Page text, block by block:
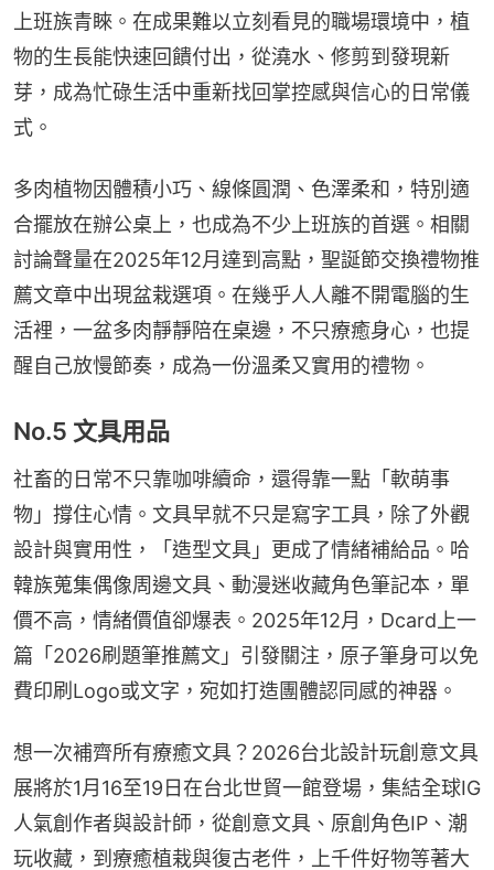
上班族青睞。在成果難以立刻看見的職場環境中，植
物的生長能快速回饋付出，從澆水、修剪到發現新
芽，成為忙碌生活中重新找回掌控感與信心的日常儀
式。
多肉植物因體積小巧、線條圓潤、色澤柔和，特別適
合擺放在辦公桌上，也成為不少上班族的首選。相關
討論聲量在2025年12月達到高點，聖誕節交換禮物推
薦文章中出現盆栽選項。在幾乎人人離不開電腦的生
活裡，一盆多肉靜靜陪在桌邊，不只療癒身心，也提
醒自己放慢節奏，成為一份溫柔又實用的禮物。
No.5 文具用品
社畜的日常不只靠咖啡續命，還得靠一點「軟萌事
物」撐住心情。文具早就不只是寫字工具，除了外觀
設計與實用性，「造型文具」更成了情緒補給品。哈
韓族蒐集偶像周邊文具、動漫迷收藏角色筆記本，單
價不高，情緒價值卻爆表。2025年12月，Dcard上一
篇「2026刷題筆推薦文」引發關注，原子筆身可以免
費印刷Logo或文字，宛如打造團體認同感的神器。
想一次補齊所有療癒文具？2026台北設計玩創意文具
展將於1月16至19日在台北世貿一館登場，集結全球IG
人氣創作者與設計師，從創意文具、原創角色IP、潮
玩收藏，到療癒植栽與復古老件，上千件好物等著大